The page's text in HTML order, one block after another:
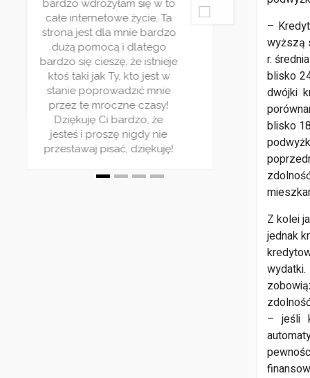
–
wyższą
r.
blisko
dwójki
blisko
Z kolei
jednak
– jeśli
bardzo wdrożyłam się w to
całe internetowe życie. Ta
strona jest dla mnie bardzo
dużą pomocą i dlatego
bardzo się cieszę, że istnieje
ktoś taki jak Ty, kto jest w
stanie poprowadzić mnie
przez te mroczne czasy!
Dziękuję Ci bardzo, że
jesteś i proszę nigdy nie
przestawaj pisać, dziękuję!